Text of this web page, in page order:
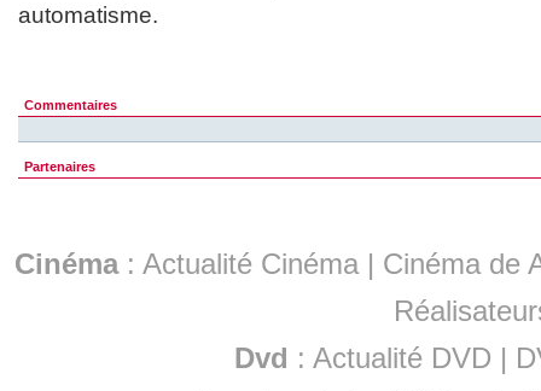
automatisme.
Commentaires
Partenaires
Cinéma: Actualité Cinéma | Cinéma de
Dvd : Actualité DVD |